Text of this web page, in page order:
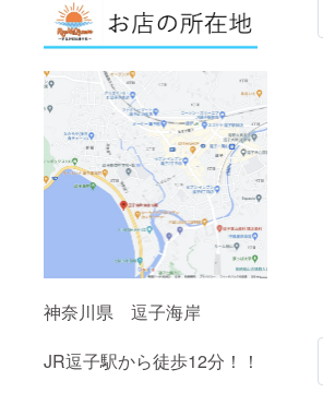
神奈川県 逗子海岸
JR逗子駅から徒歩12分！！